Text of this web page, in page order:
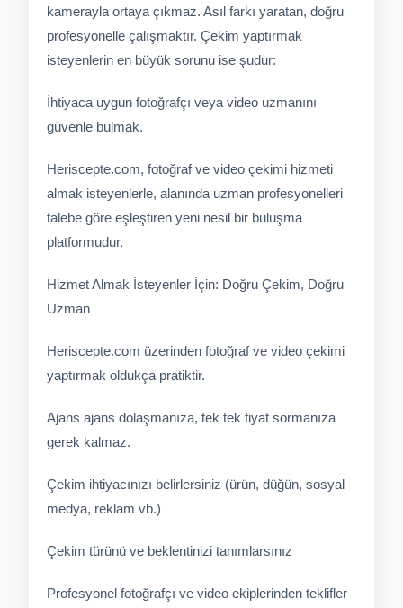
kamerayla ortaya çıkmaz. Asıl farkı yaratan, doğru
profesyonelle çalışmaktır. Çekim yaptırmak
isteyenlerin en büyük sorunu ise şudur:
İhtiyaca uygun fotoğrafçı veya video uzmanını
güvenle bulmak.
Heriscepte.com, fotoğraf ve video çekimi hizmeti
almak isteyenlerle, alanında uzman profesyonelleri
talebe göre eşleştiren yeni nesil bir buluşma
platformudur.
Hizmet Almak İsteyenler İçin: Doğru Çekim, Doğru
Uzman
Heriscepte.com üzerinden fotoğraf ve video çekimi
yaptırmak oldukça pratiktir.
Ajans ajans dolaşmanıza, tek tek fiyat sormanıza
gerek kalmaz.
Çekim ihtiyacınızı belirlersiniz (ürün, düğün, sosyal
medya, reklam vb.)
Çekim türünü ve beklentinizi tanımlarsınız
Profesyonel fotoğrafçı ve video ekiplerinden teklifler